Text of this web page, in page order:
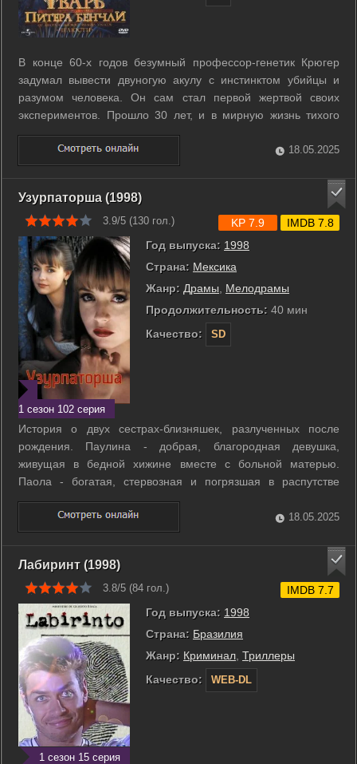
В конце 60-х годов безумный профессор-генетик Крюгер
задумал вывести двуногую акулу с инстинктом убийцы и
разумом человека. Он сам стал первой жертвой своих
экспериментов. Прошло 30 лет, и в мирную жизнь тихого
острова в Карибском море ворвалось ужасное, никогда не
виданное чудовище, наводя страх на все живое.
Унаследовавшие лабораторию Крюгера ...
18.05.2025
Узурпаторша (1998)
3.9/5 (130 гол.)
1 сезон 102 серия
Год выпуска: 1998
Страна: Мексика
Жанр: Драмы
Мелодрамы
Продолжительность: 40 мин
Качество:
SD
KP 7.9 IMDB 7.8
История о двух сестрах-близняшек, разлученных после
рождения. Паулина - добрая, благородная девушка,
живущая в бедной хижине вместе с больной матерью.
Паола - богатая, стервозная и погрязшая в распутстве
молодая женщина. Имеет богатого красивого мужа, но это
не мешает ей предаваться любовным утехам с другими
мужчинами. Однажды девушки встречаются, ...
18.05.2025
Лабиринт (1998)
3.8/5 (84 гол.)
1 сезон 15 серия
Год выпуска: 1998
Страна: Бразилия
Жанр: Криминал Триллеры
Качество:
WEB-DL
IMDB 7.7